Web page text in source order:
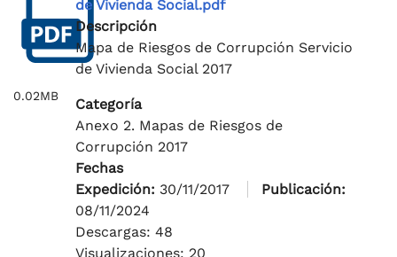
0.02MB
de Vivienda Social.pdf
Descripción
Mapa de Riesgos de Corrupción Servicio
de Vivienda Social 2017
Categoría
Anexo 2. Mapas de Riesgos de
Corrupción 2017
Fechas
Expedición: 30/11/2017
Publicación:
08/11/2024
Descargas: 48
Visualizaciones: 20